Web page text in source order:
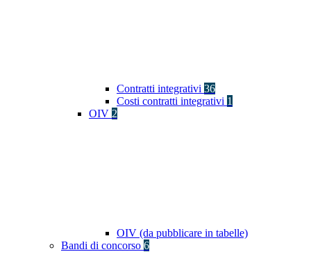
Contratti integrativi 36
Costi contratti integrativi 1
OIV 2
OIV (da pubblicare in tabelle)
Bandi di concorso 6